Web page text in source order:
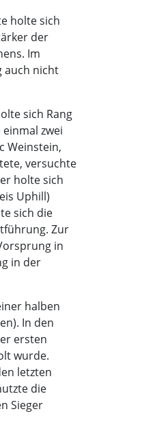
holte sich
der
Im
auch nicht
sich Rang
zwei
Weinstein,
versuchte
holte sich
Uphill)
sich die
Zur
in
in der
halben
In den
ersten
wurde.
letzten
die
Sieger